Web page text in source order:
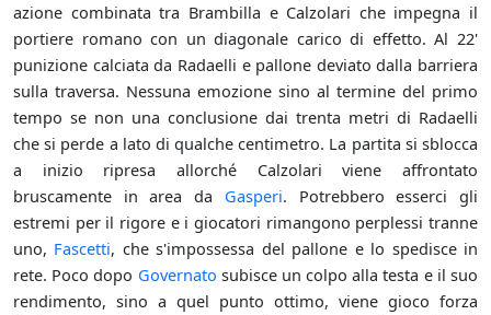
azione combinata tra Brambilla e Calzolari che impegna il
portiere romano con un diagonale carico di effetto. Al 22'
punizione calciata da Radaelli e pallone deviato dalla barriera
sulla traversa. Nessuna emozione sino al termine del primo
tempo se non una conclusione dai trenta metri di Radaelli
che si perde a lato di qualche centimetro. La partita si sblocca
a inizio ripresa allorché Calzolari viene affrontato
bruscamente in area da Gasperi. Potrebbero esserci gli
estremi per il rigore e i giocatori rimangono perplessi tranne
uno, Fascetti, che s'impossessa del pallone e lo spedisce in
rete. Poco dopo Governato subisce un colpo alla testa e il suo
rendimento, sino a quel punto ottimo, viene gioco forza